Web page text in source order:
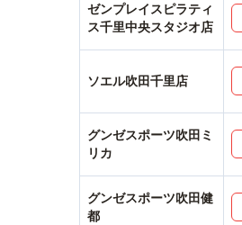
ゼンプレイスピラティ
ス千里中央スタジオ店
ソエル吹田千里店
グンゼスポーツ吹田ミ
リカ
グンゼスポーツ吹田健
都